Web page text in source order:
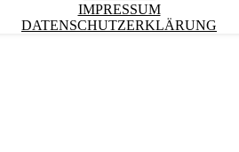
IMPRESSUM
DATENSCHUTZERKLÄRUNG